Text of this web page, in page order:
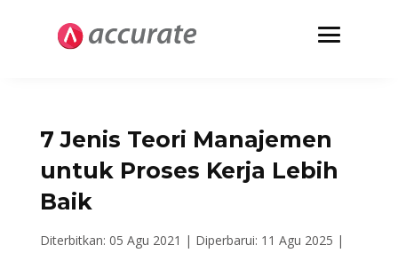
7 Jenis Teori Manajemen
untuk Proses Kerja Lebih
Baik
Diterbitkan: 05 Agu 2021 | Diperbarui: 11 Agu 2025 |